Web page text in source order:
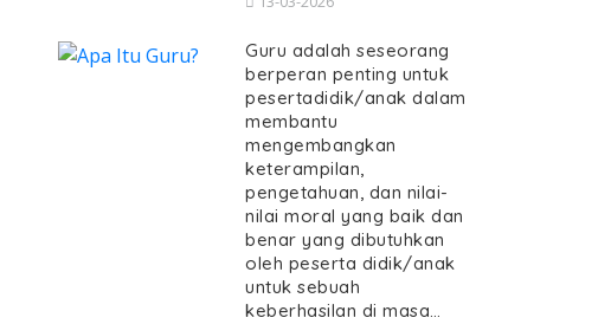
Guru adalah seseorang
berperan penting untuk
pesertadidik/anak dalam
membantu
mengembangkan
keterampilan,
pengetahuan, dan nilai-
nilai moral yang baik dan
benar yang dibutuhkan
oleh peserta didik/anak
untuk sebuah
keberhasilan di masa…